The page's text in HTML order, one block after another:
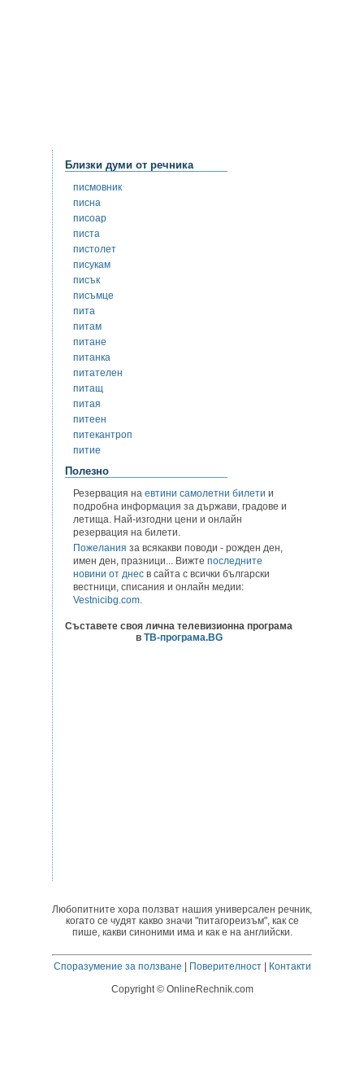
Близки думи от речника
писмовник
писна
писоар
писта
пистолет
писукам
писък
писъмце
пита
питам
питане
питанка
питателен
питащ
питая
питеен
питекантроп
питие
Полезно
Резервация на евтини самолетни билети и
подробна информация за държави, градове и
летища. Най-изгодни цени и онлайн
резервация на билети.
Пожелания за всякакви поводи - рожден ден,
имен ден, празници... Вижте последните
новини от днес в сайта с всички български
вестници, списания и онлайн медии:
Vestnicibg.com.
Съставете своя лична телевизионна програма
в ТВ-програма.BG
Любопитните хора ползват нашия универсален речник,
когато се чудят какво значи "питагореизъм", как се
пише, какви синоними има и как е на английски.
Споразумение за ползване Поверителност|
Контакти
Copyright © OnlineRechnik.com